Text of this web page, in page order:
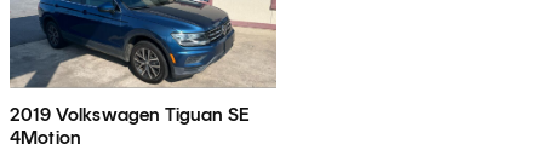
2019 Volkswagen Tiguan SE
4Motion